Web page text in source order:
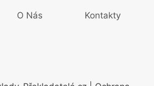
O Nás Kontakty